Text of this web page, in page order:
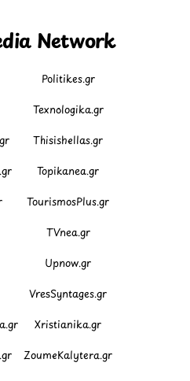
Network
Politikes.gr
Texnologika.gr
Thisishellas.gr
Topikanea.gr
TourismosPlus.gr
TVnea.gr
Upnow.gr
VresSyntages.gr
Xristianika.gr
ZoumeKalytera.gr